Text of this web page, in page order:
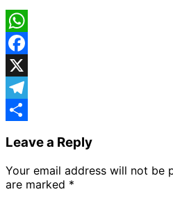
WhatsApp
Facebook
X
Telegram
Leave a Reply
Your email address will not be
are marked *